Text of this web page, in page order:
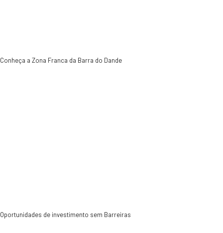
Conheça a Zona Franca da Barra do Dande
Oportunidades de investimento sem Barreiras